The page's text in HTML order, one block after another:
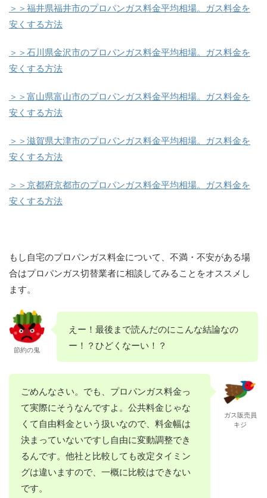
＞＞福井県福井市のプロパンガス料金平均相場。ガス料金を
安くする方法
＞＞石川県金沢市のプロパンガス料金平均相場。ガス料金を
安くする方法
＞＞富山県富山市のプロパンガス料金平均相場。ガス料金を
安くする方法
＞＞滋賀県大津市のプロパンガス料金平均相場。ガス料金を
安くする方法
＞＞京都府京都市のプロパンガス料金平均相場。ガス料金を
安くする方法
もし自宅のプロパンガス料金について、不満・不安がある場
合はプロパンガス切替業者に相談してみることをオススメし
ます。
節約の鬼
えー！最後まで読んだのにこんな結論なの
ー！？ひどくなーい！？
ごめんなさい。でも、プロパンガス料金っ
て実際にそうなんですよ。公共料金じゃな
くて自由料金という扱いなので、料金幅は
決まっていないですし自由に変動調整でき
るんです。他社と比較しても改定タイミン
グは違いますので、一概に比較はできない
です。
ガス販売員
キジ